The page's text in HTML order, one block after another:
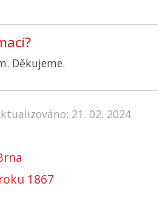
Děkujeme.
21. 02. 2024
1867